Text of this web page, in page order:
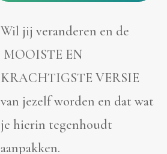
Wil jij veranderen en de
MOOISTE EN
KRACHTIGSTE VERSIE
van jezelf worden en dat wat
je hierin tegenhoudt
aanpakken.